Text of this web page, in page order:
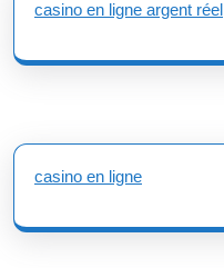
casino en ligne argent réel
casino en ligne